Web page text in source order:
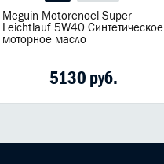
Meguin Motorenoel Super
Leichtlauf 5W40 Синтетическое
моторное масло
5130 руб.